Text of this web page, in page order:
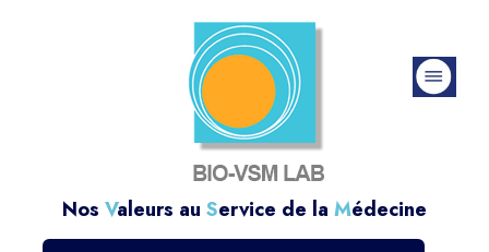
Nos Valeurs au Service de la Médecine